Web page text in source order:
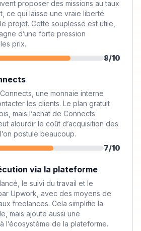
proposer des missions au taux
ce qui laisse une vraie liberté
projet. Cette souplesse est utile,
d’une forte pression
prix.
8/10
une monnaie interne
les clients. Le plan gratuit
mais l’achat de Connects
alourdir le coût d’acquisition des
postule beaucoup.
7/10
via la plateforme
le suivi du travail et le
Upwork, avec des moyens de
freelances. Cela simplifie la
mais ajoute aussi une
l’écosystème de la plateforme.